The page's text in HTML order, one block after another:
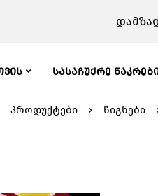
ᲡᲐᲡᲐᲩᲣᲥᲠᲔ
პროდუქტები წიგნები